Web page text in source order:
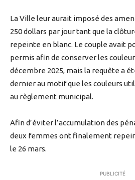
La Ville leur aurait imposé des
250 dollars par jour tant que la
repeinte en blanc. Le couple avait
permis afin de conserver les
décembre 2025, mais la requête a
dernier au motif que les couleurs
au règlement municipal.
Afin d’éviter l’accumulation des
deux femmes ont finalement
le 26 mars.
PUBLICITÉ